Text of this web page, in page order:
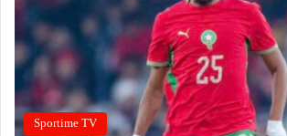
Sportime TV